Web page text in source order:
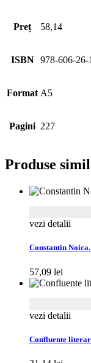
Preț 58,14
ISBN 978-606-26-
Format A5
Pagini 227
Produse
vezi detalii
Constantin
57,09 lei
vezi detalii
Confluente